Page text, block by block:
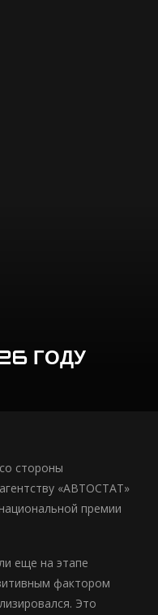
ГОДУ
стороны
«АВТОСТАТ»
премии
еще на этапе
фактором
Это